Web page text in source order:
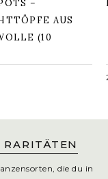
–
AUS
(10
RARITÄTEN
die du in